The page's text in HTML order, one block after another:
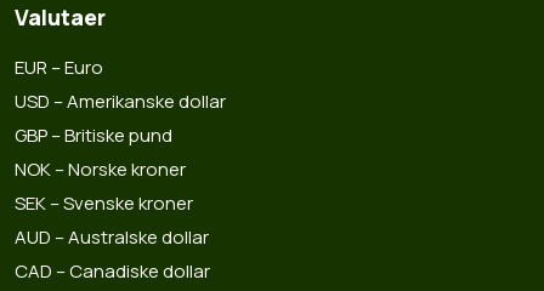
Valutaer
EUR – Euro
USD – Amerikanske dollar
GBP – Britiske pund
NOK – Norske kroner
SEK – Svenske kroner
AUD – Australske dollar
CAD – Canadiske dollar